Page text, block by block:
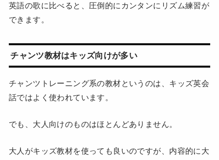
英語の歌に比べると、圧倒的にカンタンにリズム練習が
できます。
チャンツ教材はキッズ向けが多い
チャンツトレーニング系の教材というのは、キッズ英会
話ではよく使われています。
でも、大人向けのものはほとんどありません。
大人がキッズ教材を使っても良いのですが、内容的に大